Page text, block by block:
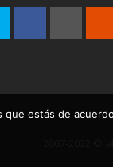
que estás de